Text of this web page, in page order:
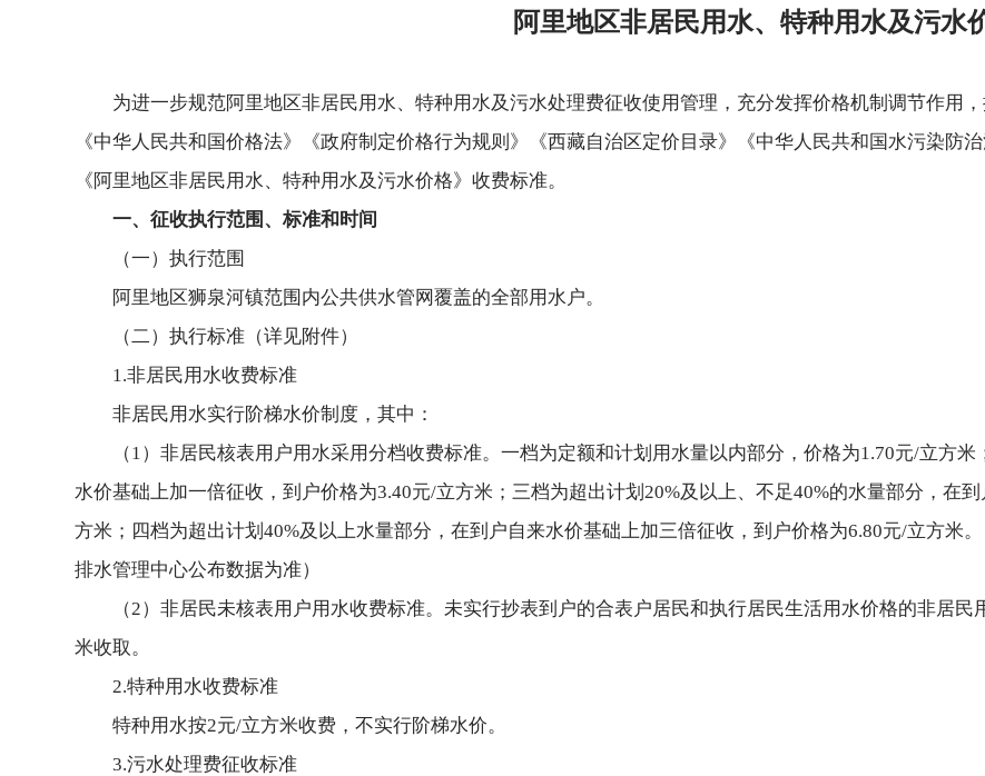
阿里地区非居民用水、特种用水及污水
为进一步规范阿里地区非居民用水、特种用水及污水处理费征收使用管理，充分发挥价格机制调节作用
《中华人民共和国价格法》《政府制定价格行为规则》《西藏自治区定价目录》《中华人民共和国水污染防
《阿里地区非居民用水、特种用水及污水价格》收费标准。
一、征收执行范围、标准和时间
（一）执行范围
阿里地区狮泉河镇范围内公共供水管网覆盖的全部用水户。
（二）执行标准（详见附件）
1.非居民用水收费标准
非居民用水实行阶梯水价制度，其中：
（1）非居民核表用户用水采用分档收费标准。一档为定额和计划用水量以内部分，价格为1.70元/立方
水价基础上加一倍征收，到户价格为3.40元/立方米；三档为超出计划20%及以上、不足40%的水量部分，在
方米；四档为超出计划40%及以上水量部分，在到户自来水价基础上加三倍征收，到户价格为6.80元/立方米
排水管理中心公布数据为准）
（2）非居民未核表用户用水收费标准。未实行抄表到户的合表户居民和执行居民生活用水价格的非居
米收取。
2.特种用水收费标准
特种用水按2元/立方米收费，不实行阶梯水价。
3.污水处理费征收标准